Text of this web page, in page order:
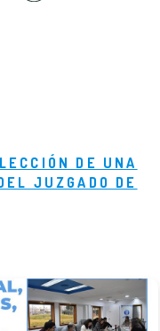
DE UNA
JUZGADO DE